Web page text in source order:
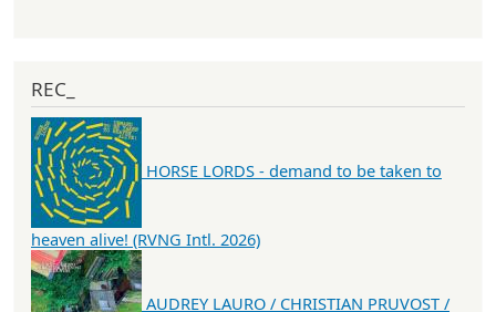
REC_
HORSE LORDS - demand to be taken to
heaven alive! (RVNG Intl. 2026)
AUDREY LAURO / CHRISTIAN PRUVOST /